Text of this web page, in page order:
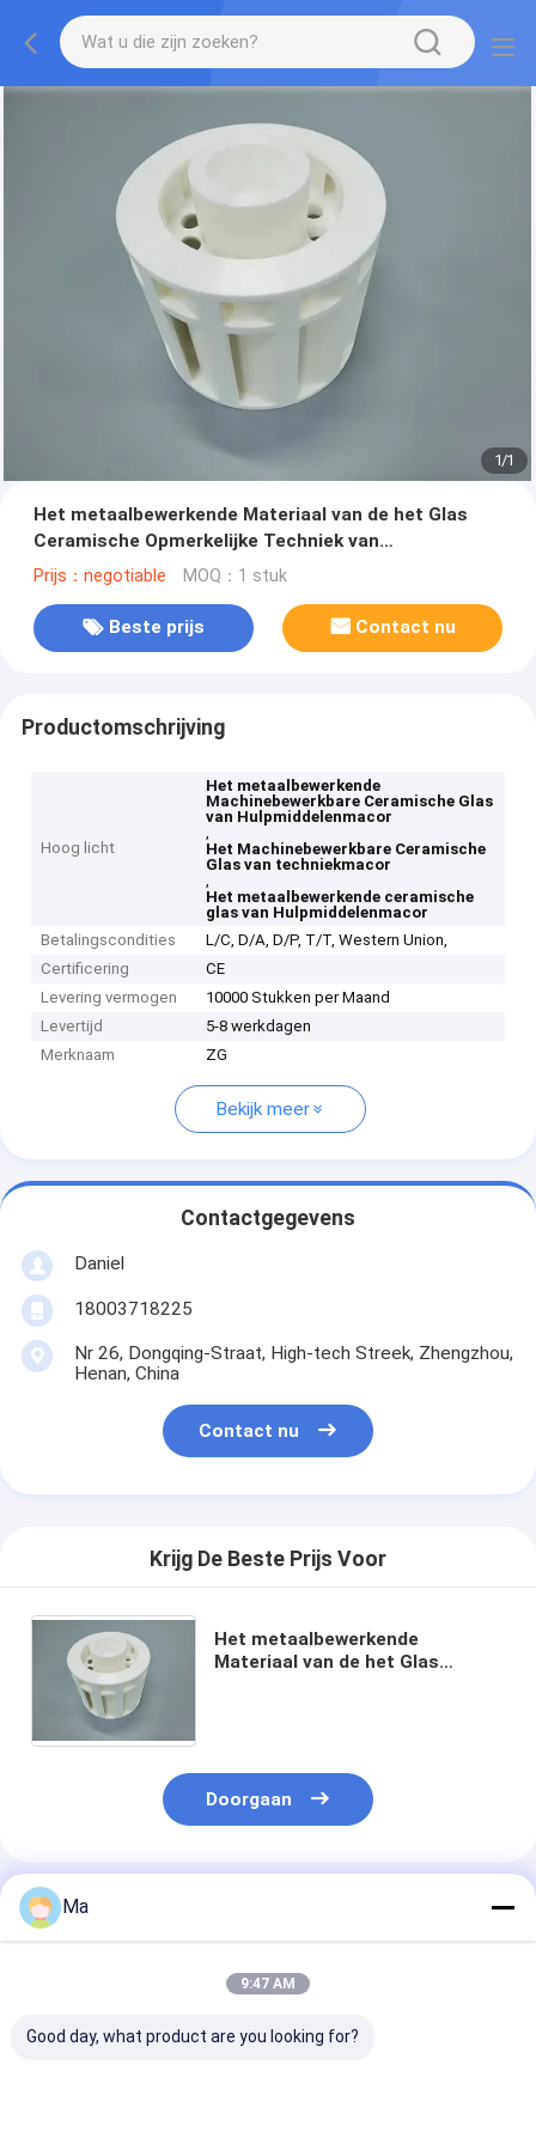
1/1
Het metaalbewerkende Materiaal van de het Glas
Ceramische Opmerkelijke Techniek van
hulpmiddelenmacor Machinebewerkbare
Prijs：negotiable MOQ：1 stuk
Beste prijs Contact nu
Productomschrijving
Hoog licht
Het metaalbewerkende
Machinebewerkbare Ceramische Glas
van Hulpmiddelenmacor
,
Het Machinebewerkbare Ceramische
Glas van techniekmacor
,
Het metaalbewerkende ceramische
glas van Hulpmiddelenmacor
Betalingscondities
L/C, D/A, D/P, T/T, Western Union,
Certificering
CE
Levering vermogen
10000 Stukken per Maand
Levertijd
5-8 werkdagen
Merknaam
ZG
Bekijk meer
Contactgegevens
Daniel
18003718225
Nr 26, Dongqing-Straat, High-tech Streek, Zhengzhou,
Henan, China
Contact nu
Krijg De Beste Prijs Voor
Het metaalbewerkende
Materiaal van de het Glas
Doorgaan
Geadviseerde Producten
Ma
9:47 AM
Good day, what product are you looking for?